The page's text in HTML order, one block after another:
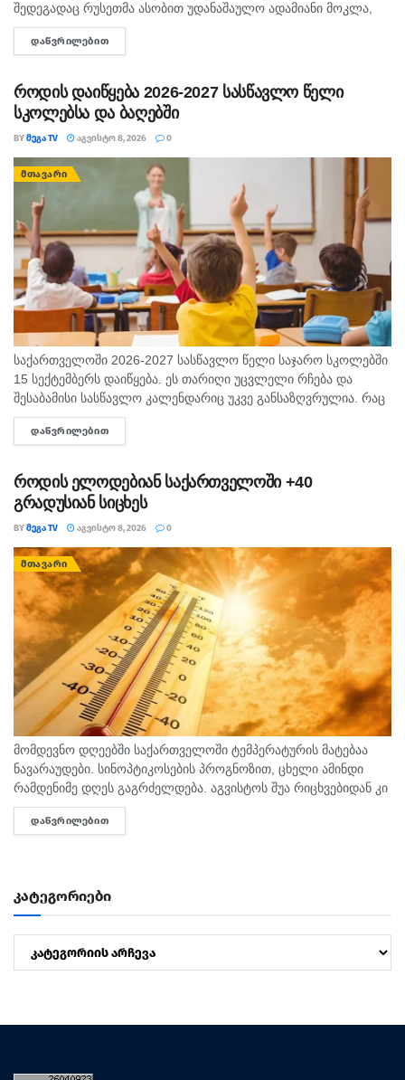
შედეგადაც რუსეთმა ასობით უდანაშაულო ადამიანი მოკლა,
დაიპყრო აფხაზეთი და ცხინვალის რეგიონი. ამ სტატიაში
აგვისტოს გმირი გოგიტა მაკრახიძის შესახებ...
ᲓᲐᲬᲕᲠᲘᲚᲔᲑᲘᲗ
როდის დაიწყება 2026-2027 სასწავლო წელი
სკოლებსა და ბაღებში
BYᲛᲔᲒᲐ TV ᲐᲒᲕᲘᲡᲢᲝ 8, 2026 0
ᲛᲗᲐᲕᲐᲠᲘ
საქართველოში 2026-2027 სასწავლო წელი საჯარო სკოლებში
15 სექტემბერს დაიწყება. ეს თარიღი უცვლელი რჩება და
შესაბამისი სასწავლო კალენდარიც უკვე განსაზღვრულია. რაც
შეეხება საბავშვო ბაღებს, სასწავლო-სააღმზრდელო პროცესი
ასევე 15 სექტემბრიდან განახლდება. თბილისის...
ᲓᲐᲬᲕᲠᲘᲚᲔᲑᲘᲗ
როდის ელოდებიან საქართველოში +40
გრადუსიან სიცხეს
BYᲛᲔᲒᲐ TV ᲐᲒᲕᲘᲡᲢᲝ 8, 2026 0
ᲛᲗᲐᲕᲐᲠᲘ
მომდევნო დღეებში საქართველოში ტემპერატურის მატებაა
ნავარაუდები. სინოპტიკოსების პროგნოზით, ცხელი ამინდი
რამდენიმე დღეს გაგრძელდება. აგვისტოს შუა რიცხვებიდან კი
ტემპერატურა 40 გრადუსს მიაღწევს. "ტემპერატურამ აგვისტოს
თვეში შესაძლოა 35-40 გრადუსს მიაღწიოს, ანუ ამ...
ᲓᲐᲬᲕᲠᲘᲚᲔᲑᲘᲗ
კატეგორიები